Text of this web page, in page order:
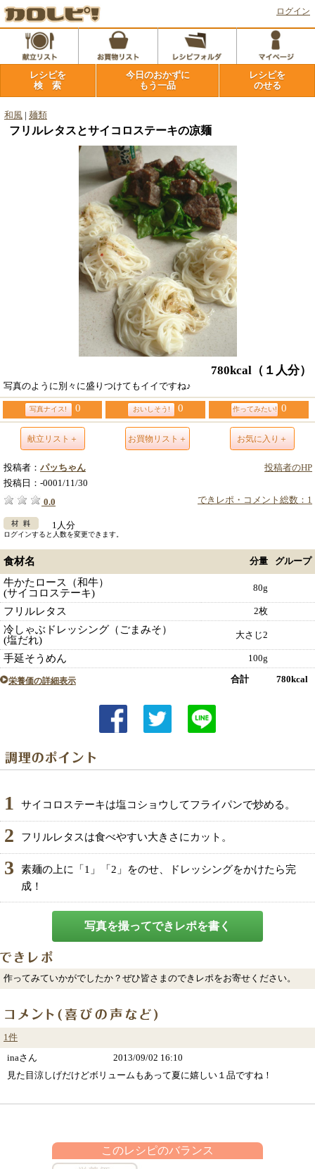
ログイン
レシピを
検 索
今日のおかずに
もう一品
レシピを
のせる
和風 麺類
フリルレタスとサイコロステーキの凉麺
780kcal （１人分）
写真のように別々に盛りつけてもイイですね♪
写真ナイス! 0 おいしそう! 0 作ってみたい! 0
献立リスト＋ お買物リスト＋ お気に入り＋
投稿者のHP
投稿者： パッちゃん
投稿日： -0001/11/30
できレポ・コメント総数：1
0.0
1人分
ログインすると人数を変更できます。
食材名 分量 グループ
牛かたロース（和牛）
(サイコロステーキ)
80g
フリルレタス 2枚
冷しゃぶドレッシング（ごまみそ）
(塩だれ)
大さじ2
手延そうめん 100g
栄養価の詳細表示 合計 780kcal
1 サイコロステーキは塩コショウしてフライパンで炒める。
2 フリルレタスは食べやすい大きさにカット。
3
素麺の上に「1」「2」をのせ、ドレッシングをかけたら完
成！
写真を撮ってできレポを書く
作ってみていかがでしたか？ぜひ皆さまのできレポをお寄せください。
1件
inaさん
2013/09/02 16:10
見た目涼しげだけどボリュームもあって夏に嬉しい１品ですね！
このレシピのバランス